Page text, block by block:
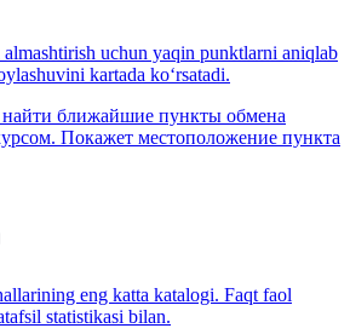
uchun yaqin punktlarni aniqlab
kartada ko‘rsatadi.
ближайшие пункты обмена
Покажет местоположение пункта
eng katta katalogi. Faqt faol
statistikasi bilan.